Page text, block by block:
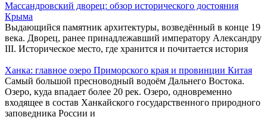
Массандровский дворец: обзор исторического достояния
Крыма
Выдающийся памятник архитектуры, возведённый в конце 19
века. Дворец, ранее принадлежавший императору Александру
III. Историческое место, где хранится и почитается история
Ханка: главное озеро Приморского края и провинции Китая
Самый большой пресноводный водоём Дальнего Востока.
Озеро, куда впадает более 20 рек. Озеро, одновременно
входящее в состав Ханкайского государственного природного
заповедника России и